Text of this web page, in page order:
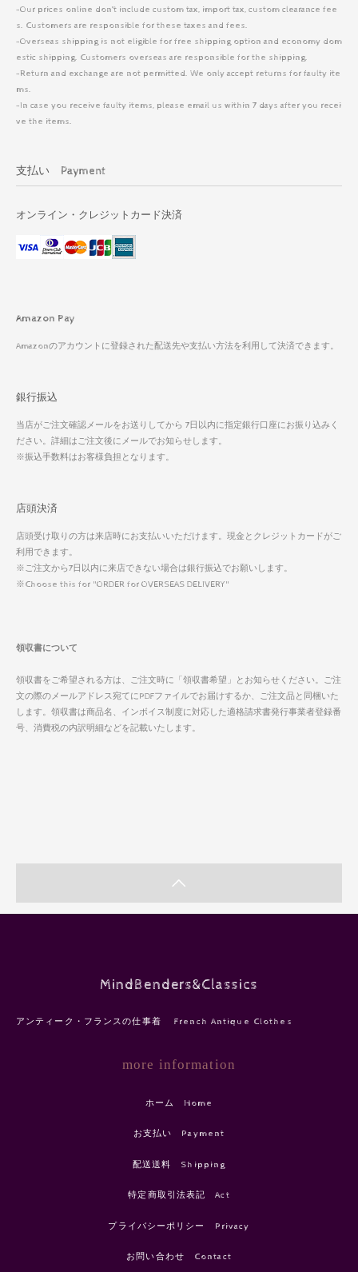
-Our prices online don’t include custom tax, import tax, custom clearance fee
s. Customers are responsible for these taxes and fees.
-Overseas shipping is not eligible for free shipping option and economy dom
estic shipping. Customers overseas are responsible for the shipping.
-Return and exchange are not permitted. We only accept returns for faulty ite
ms.
-In case you receive faulty items, please email us within 7 days after you recei
ve the items.
支払い Payment
オンライン・クレジットカード決済
Amazon Pay
Amazonのアカウントに登録された配送先や支払い方法を利用して決済できます。
銀行振込
当店がご注文確認メールをお送りしてから 7日以内に指定銀行口座にお振り込みく
ださい。詳細はご注文後にメールでお知らせします。
※振込手数料はお客様負担となります。
店頭決済
店頭受け取りの方は来店時にお支払いいただけます。現金とクレジットカードがご
利用できます。
※ご注文から7日以内に来店できない場合は銀行振込でお願いします。
※Choose this for "ORDER for OVERSEAS DELIVERY"
領収書について
領収書をご希望される方は、ご注文時に「領収書希望」とお知らせください。ご注
文の際のメールアドレス宛てにPDFファイルでお届けするか、ご注文品と同梱いた
します。領収書は商品名、インボイス制度に対応した適格請求書発行事業者登録番
号、消費税の内訳明細などを記載いたします。
MindBenders&Classics
アンティーク・フランスの仕事着 French Antique Clothes
more information
ホーム Home
お支払い Payment
配送送料 Shipping
特定商取引法表記 Act
プライバシーポリシー Privacy
お問い合わせ Contact